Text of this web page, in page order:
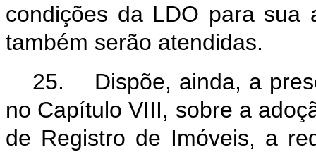
condições da LDO para sua
também serão atendidas.
25. Dispõe, ainda, a
no Capítulo VIII, sobre a
de Registro de Imóveis, a